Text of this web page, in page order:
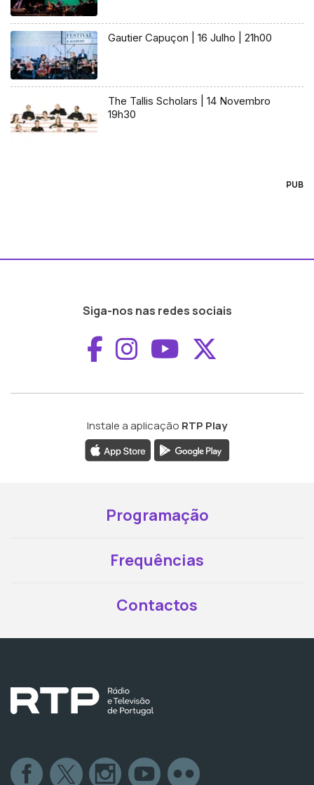
Gautier Capuçon | 16 Julho | 21h00
The Tallis Scholars | 14 Novembro
19h30
PUB
Siga-nos nas redes sociais
Aceder ao
Aceder ao
Aceder ao
Instale a aplicação RTP Play
Programação
Frequências
Contactos